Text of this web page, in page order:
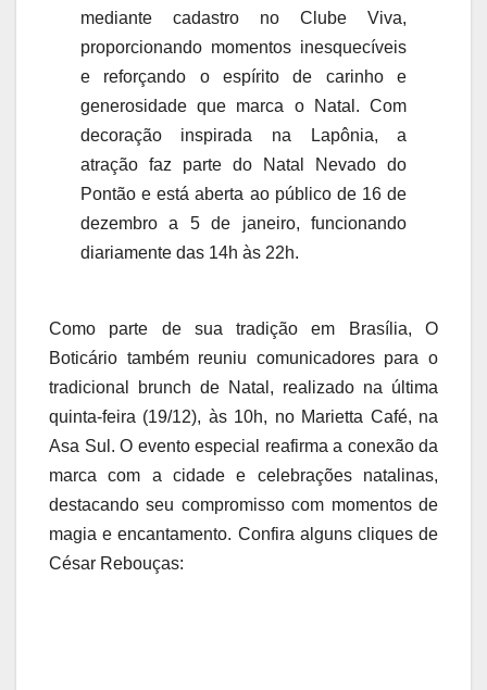
mediante cadastro no Clube Viva,
proporcionando momentos inesquecíveis
e reforçando o espírito de carinho e
generosidade que marca o Natal. Com
decoração inspirada na Lapônia, a
atração faz parte do Natal Nevado do
Pontão e está aberta ao público de 16 de
dezembro a 5 de janeiro, funcionando
diariamente das 14h às 22h.
Como parte de sua tradição em Brasília, O
Boticário também reuniu comunicadores para o
tradicional brunch de Natal, realizado na última
quinta-feira (19/12), às 10h, no Marietta Café, na
Asa Sul. O evento especial reafirma a conexão da
marca com a cidade e celebrações natalinas,
destacando seu compromisso com momentos de
magia e encantamento. Confira alguns cliques de
César Rebouças: